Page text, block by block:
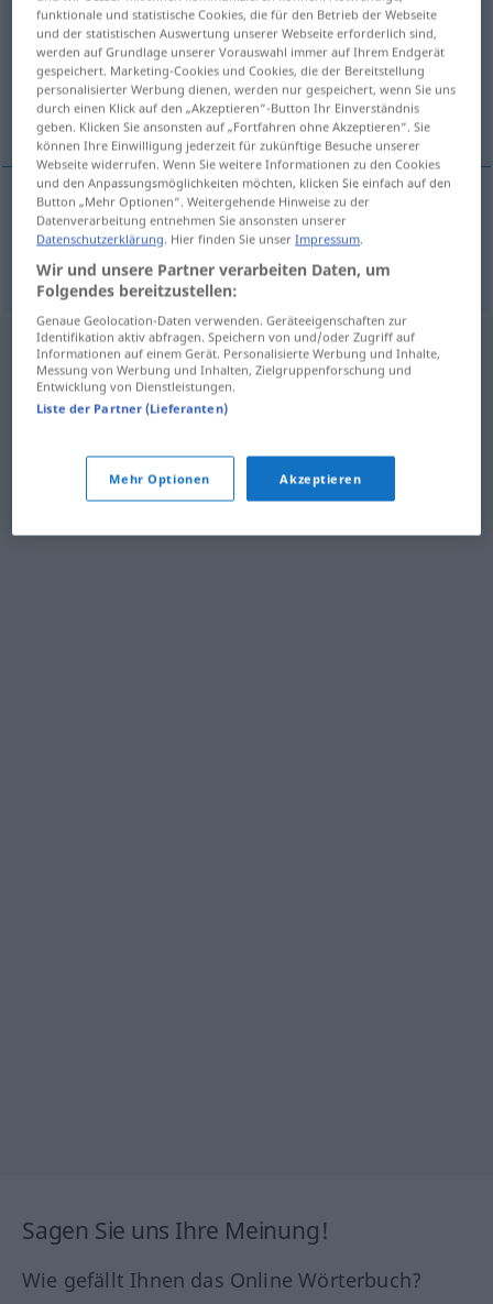
Übersicht aller Übersetzungen
(Für mehr Details die Übersetzung anklicken/antippen)
Ausschuss
Ausschuss brak
Sagen Sie uns Ihre Meinung!
Wie gefällt Ihnen das Online Wörterbuch?
funktionale und statistische Cookies, die für den Betrieb der Webseite
und der statistischen Auswertung unserer Webseite erforderlich sind,
werden auf Grundlage unserer Vorauswahl immer auf Ihrem Endgerät
gespeichert. Marketing-Cookies und Cookies, die der Bereitstellung
personalisierter Werbung dienen, werden nur gespeichert, wenn Sie uns
durch einen Klick auf den „Akzeptieren“-Button Ihr Einverständnis
geben. Klicken Sie ansonsten auf „Fortfahren ohne Akzeptieren“. Sie
können Ihre Einwilligung jederzeit für zukünftige Besuche unserer
Webseite widerrufen. Wenn Sie weitere Informationen zu den Cookies
und den Anpassungsmöglichkeiten möchten, klicken Sie einfach auf den
Button „Mehr Optionen“. Weitergehende Hinweise zu der
Datenverarbeitung entnehmen Sie ansonsten unserer
Datenschutzerklärung . Hier finden Sie unserImpressum
Wir und unsere Partner verarbeiten Daten, um
Folgendes bereitzustellen:
Genaue Geolocation-Daten verwenden. Geräteeigenschaften zur
Identifikation aktiv abfragen. Speichern von und/oder Zugriff auf
Informationen auf einem Gerät. Personalisierte Werbung und Inhalte,
Messung von Werbung und Inhalten, Zielgruppenforschung und
Entwicklung von Dienstleistungen.
Liste der Partner (Lieferanten)
Mehr Optionen Akzeptieren